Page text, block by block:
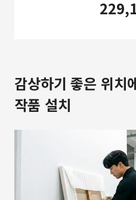
감상하기 좋은 위치
작품 설치